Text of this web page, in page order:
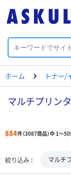
ホーム トナー/
マルチプリン
884件（3087商品）中 1～
絞り込み マルチ